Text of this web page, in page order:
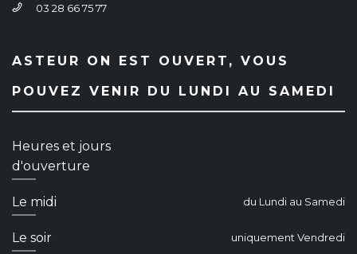
03 28 66 75 77
ASTEUR ON EST OUVERT, VOUS
POUVEZ VENIR DU LUNDI AU SAMEDI
Heures et jours
d'ouverture
Le midi du Lundi au Samedi
Le soir uniquement Vendredi